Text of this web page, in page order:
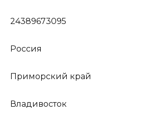
24389673095
Россия
Приморский край
Владивосток